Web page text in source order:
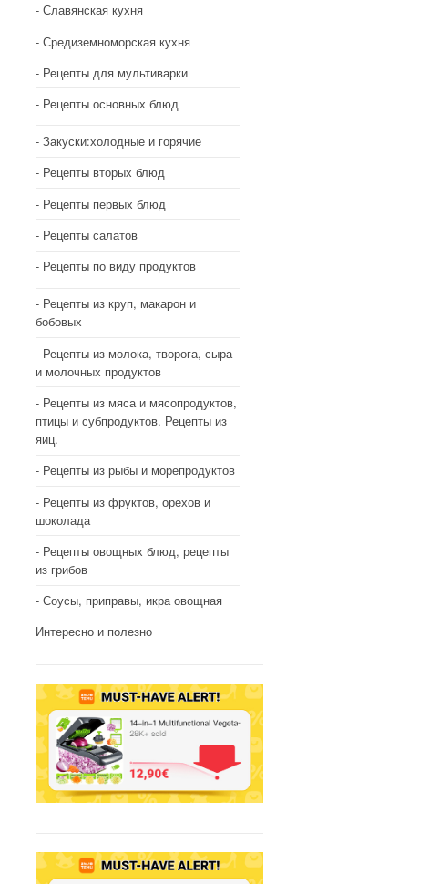
Славянская кухня
Средиземноморская кухня
Рецепты для мультиварки
Рецепты основных блюд
Закуски:холодные и горячие
Рецепты вторых блюд
Рецепты первых блюд
Рецепты салатов
Рецепты по виду продуктов
Рецепты из круп, макарон и
бобовых
Рецепты из молока, творога, сыра
и молочных продуктов
Рецепты из мяса и мясопродуктов,
птицы и субпродуктов. Рецепты из
яиц.
Рецепты из рыбы и морепродуктов
Рецепты из фруктов, орехов и
шоколада
Рецепты овощных блюд, рецепты
из грибов
Соусы, приправы, икра овощная
Интересно и полезно